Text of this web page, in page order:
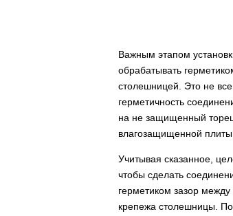
Важным этапом
обрабатывать
столешницей. Это не
герметичность
на не защищенный
влагозащищенной
Учитывая сказанное,
чтобы сделать
герметиком зазор
крепежа столешницы.